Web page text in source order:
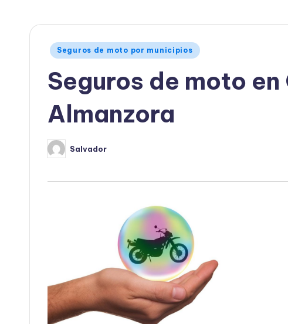
Publicado
Seguros de moto por municipios
Seguros de moto en
Almanzora
Publicado
por
Salvador